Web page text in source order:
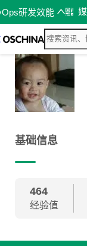
研发效能
基础信息
464
经验值